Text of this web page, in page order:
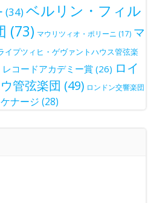
(34)ベルリン・フィル
(73) マウリツィオ・ポリーニ (17) マ
イプツィヒ・ゲヴァントハウス管弦楽
レコードアカデミー賞 (26) ロイ
管弦楽団 (49) ロンドン交響楽団
ナージ (28)